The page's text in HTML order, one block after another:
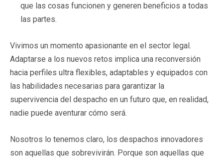
que las cosas funcionen y generen beneficios a todas
las partes.
Vivimos un momento apasionante en el sector legal.
Adaptarse a los nuevos retos implica una reconversión
hacia perfiles ultra flexibles, adaptables y equipados con
las habilidades necesarias para garantizar la
supervivencia del despacho en un futuro que, en realidad,
nadie puede aventurar cómo será.
Nosotros lo tenemos claro, los despachos innovadores
son aquellas que sobrevivirán. Porque son aquellas que